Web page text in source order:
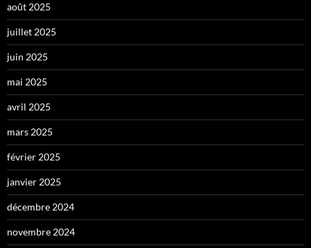
août 2025
juillet 2025
juin 2025
mai 2025
avril 2025
mars 2025
février 2025
janvier 2025
décembre 2024
novembre 2024